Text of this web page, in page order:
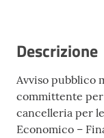
Descrizione
Avviso pubblico
committente
cancelleria per
Economico –